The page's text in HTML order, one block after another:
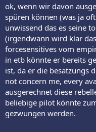
ok, wenn wir davon
spüren können (was ja
unwissend das es seine
(irgendwann wird klar
forcesensitives vom
in etb könnte er bereits
ist, da er die besatzungs
not concern me, every
ausgerechnet diese
beliebige pilot könnte
gezwungen werden.